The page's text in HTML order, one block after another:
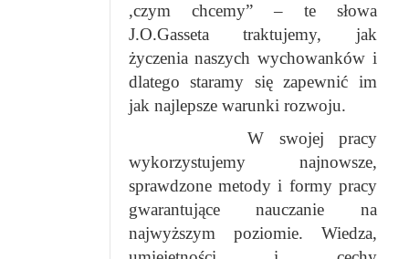
,czym chcemy” – te słowa
J.O.Gasseta traktujemy, jak
życzenia naszych wychowanków i
dlatego staramy się zapewnić im
jak najlepsze warunki rozwoju.
W swojej pracy
wykorzystujemy najnowsze,
sprawdzone metody i formy pracy
gwarantujące nauczanie na
najwyższym poziomie. Wiedza,